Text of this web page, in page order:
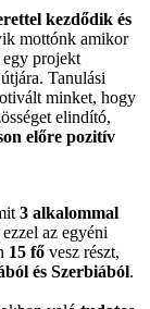
kezdődik és
mottónk amikor
projekt
Tanulási
minket, hogy
elindító,
előre pozitív
3 alkalommal
az egyéni
15 fő vesz részt,
és Szerbiából.